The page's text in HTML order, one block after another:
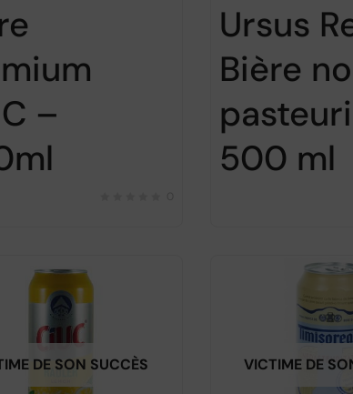
–
Ursus
Bière
500 ml
DE SON SUCCÈS VICTIME DE